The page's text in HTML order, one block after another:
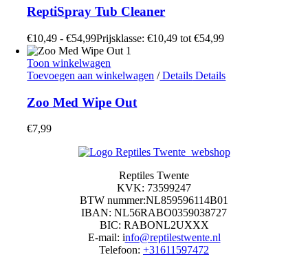
ReptiSpray Tub Cleaner
€10,49 - €54,99Prijsklasse: €10,49 tot €54,99
Toon winkelwagen
Toevoegen aan winkelwagen /Details Details
Zoo Med Wipe Out
€7,99
Reptiles Twente
KVK: 73599247
BTW nummer:NL859596114B01
IBAN: NL56RABO0359038727
BIC: RABONL2UXXX
E-mail: info@reptilestwente.nl
Telefoon: +31611597472